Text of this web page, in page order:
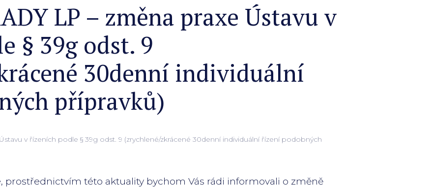
LP – změna praxe Ústavu v
§ 39g odst. 9
30denní individuální
přípravků)
v řízeních podle § 39g odst. 9 (zrychlené/zkrácené 30denní individuální řízení podobných
prostřednictvím této aktuality bychom Vás rádi informovali o změně